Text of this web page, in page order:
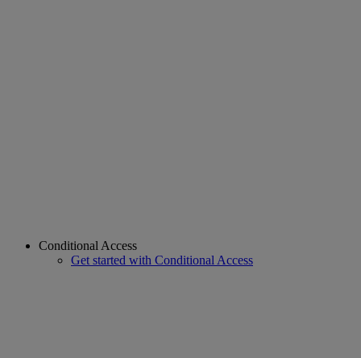
Conditional Access
Get started with Conditional Access